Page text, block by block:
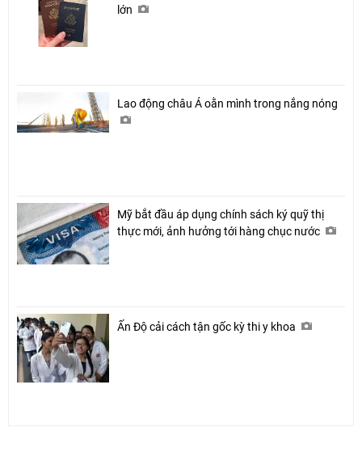
lớn
Lao động châu Á oằn mình trong nắng nóng
Mỹ bắt đầu áp dụng chính sách ký quỹ thị
thực mới, ảnh hưởng tới hàng chục nước
Ấn Độ cải cách tận gốc kỳ thi y khoa